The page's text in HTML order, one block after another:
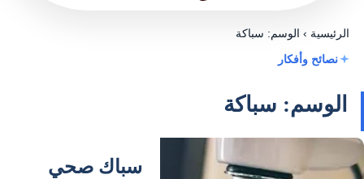
الرئيسية ›الوسم: سباكة
نصائح وأفكار
الوسم: سباكة
سباك صحي